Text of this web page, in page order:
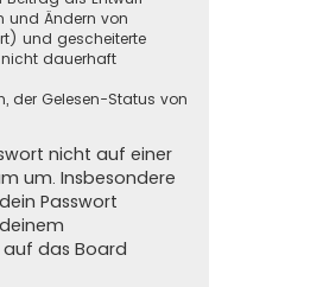
und Ändern von
und gescheiterte
nicht dauerhaft
der Gelesen-Status von
nicht auf einer
um. Insbesondere
Passwort
das Board